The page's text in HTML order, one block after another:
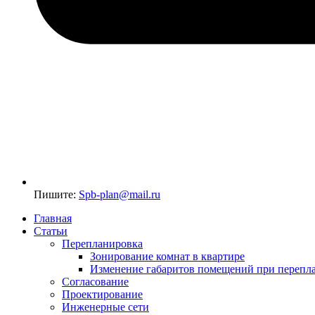
Пишите: Spb-plan@mail.ru
Главная
Статьи
Перепланировка
Зонирование комнат в квартире
Изменение габаритов помещений при
Согласование
Проектирование
Инженерные сети